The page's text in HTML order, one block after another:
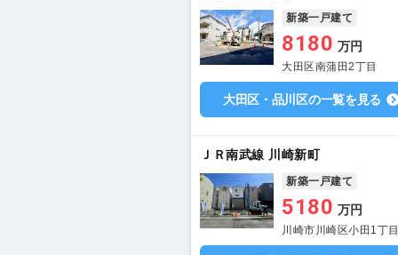
新築一戸建て
8180 万円
大田区南蒲田2丁目
大田区・品川区の一覧を見る
ＪＲ南武線 川崎新町
新築一戸建て
5180 万円
川崎市川崎区小田1丁